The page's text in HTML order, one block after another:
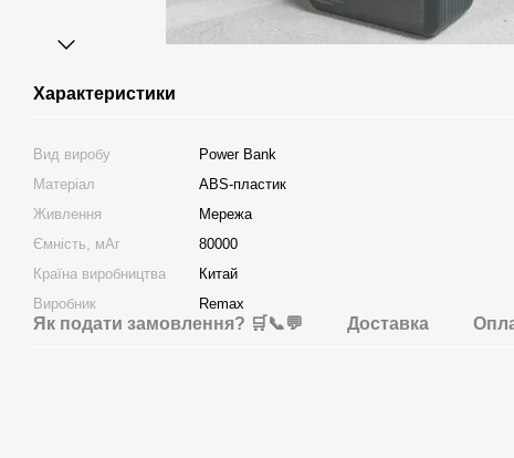
Характеристики
Вид виробу
Power Bank
Матеріал
ABS-пластик
Живлення
Мережа
Ємність, мАг
80000
Країна виробництва
Китай
Виробник
Remax
Як подати замовлення? 🛒📞💬 Доставка